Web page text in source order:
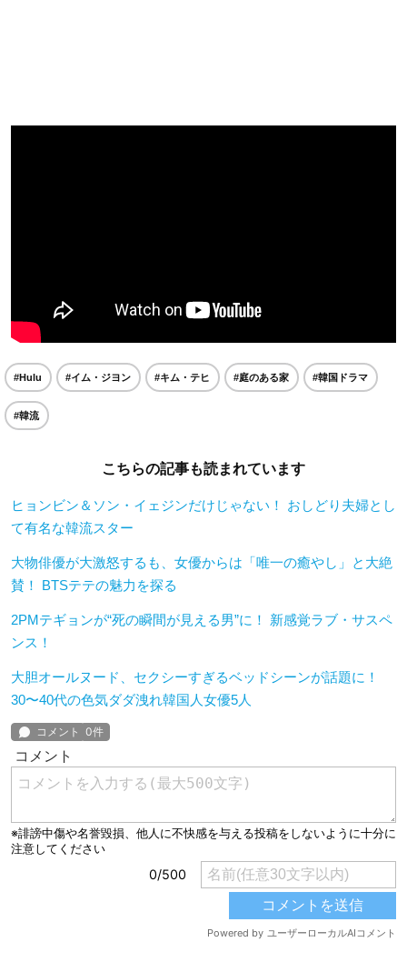
#Hulu #イム・ジヨン #キム・テヒ #庭のある家 #韓国ドラマ
#韓流
こちらの記事も読まれています
ヒョンビン＆ソン・イェジンだけじゃない！ おしどり夫婦とし
て有名な韓流スター
大物俳優が大激怒するも、女優からは「唯一の癒やし」と大絶
賛！ BTSテテの魅力を探る
2PMテギョンが“死の瞬間が見える男”に！ 新感覚ラブ・サスペ
ンス！
大胆オールヌード、セクシーすぎるベッドシーンが話題に！
30〜40代の色気ダダ洩れ韓国人女優5人